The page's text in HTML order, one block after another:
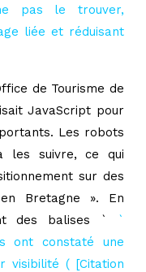
pas le trouver,
liée et réduisant
de Tourisme de
JavaScript pour
Les robots
les suivre, ce qui
sur des
Bretagne ». En
des balises `
`
ont constaté une
visibilité ( [Citation